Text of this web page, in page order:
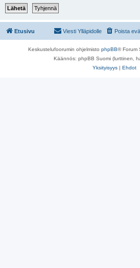
Etusivu Poista
Viesti Ylläpidolle
Keskustelufoorumin ohjelmisto phpBB® Forum
Käännös: phpBB Suomi (lurttinen,
Yksityisyys | Ehdot